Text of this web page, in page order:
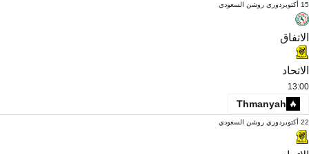
15 أكتوبر دوري روشن السعودي
الاتفاق
الاتحاد
13:00
Thmanyah
22 أكتوبر دوري روشن السعودي